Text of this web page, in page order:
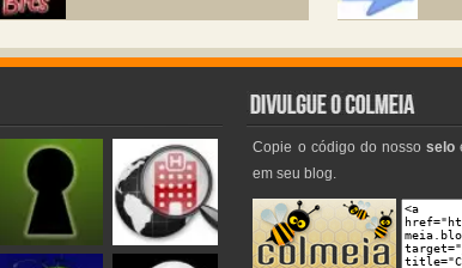
Copie o código do nossoselo
em seu blog.